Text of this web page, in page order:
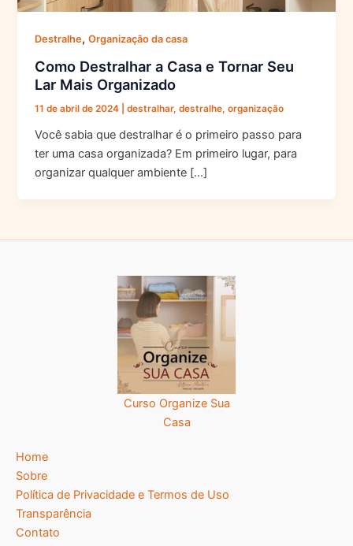
Destralhe,Organização da casa
Como Destralhar a Casa e Tornar Seu
Lar Mais Organizado
11 de abril de 2024 |destralhar,destralhe,organização
Você sabia que destralhar é o primeiro passo para
ter uma casa organizada? Em primeiro lugar, para
organizar qualquer ambiente […]
Curso Organize Sua
Casa
Home
Sobre
Política de Privacidade e Termos de Uso
Transparência
Contato